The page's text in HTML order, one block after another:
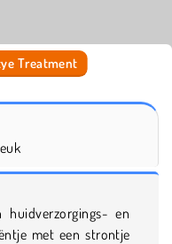
Treatment
huidverzorgings- en
met een strontje